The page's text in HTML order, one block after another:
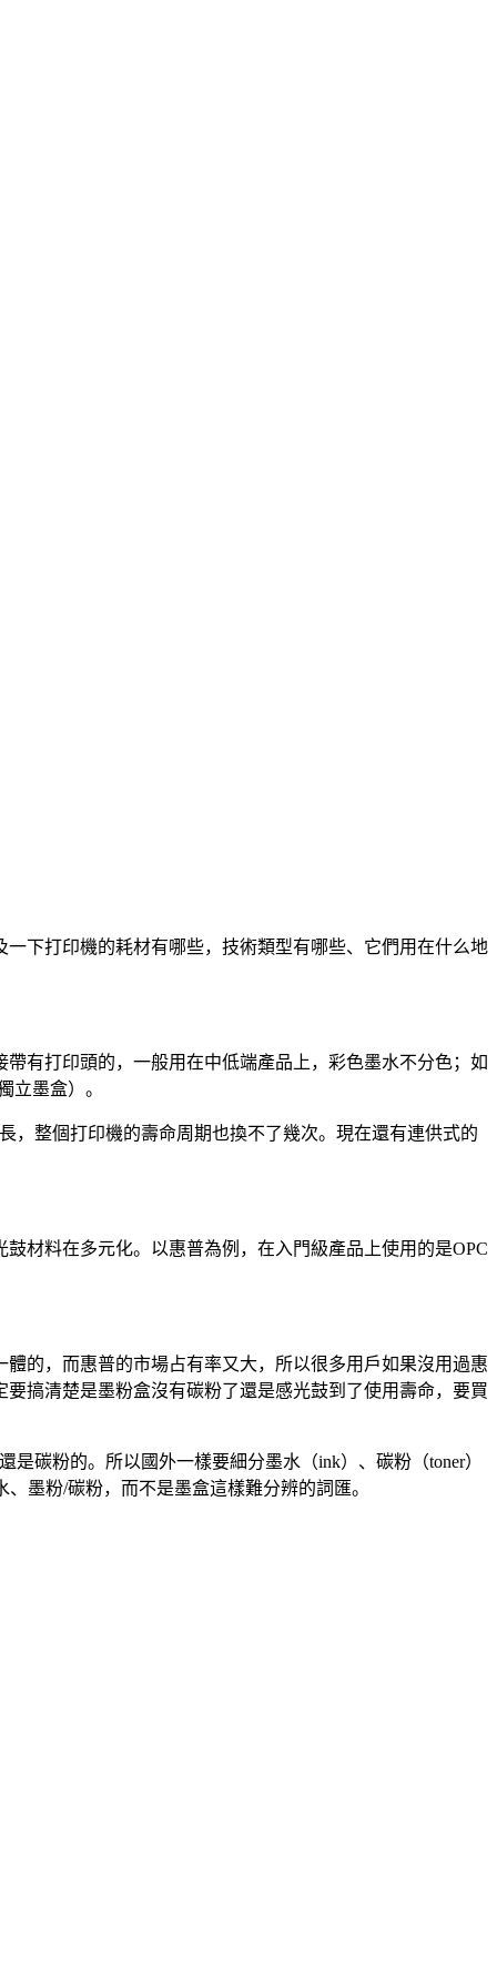
下打印機的耗材有哪些，技術類型有哪些、它們用在什么地
有打印頭的，一般用在中低端產品上，彩色墨水不分色；如
立墨盒）。
，整個打印機的壽命周期也換不了幾次。現在還有連供式的
材料在多元化。以惠普為例，在入門級產品上使用的是OPC
的，而惠普的市場占有率又大，所以很多用戶如果沒用過惠
搞清楚是墨粉盒沒有碳粉了還是感光鼓到了使用壽命，要買
碳粉的。所以國外一樣要細分墨水（ink）、碳粉（toner）
墨粉/碳粉，而不是墨盒這樣難分辨的詞匯。